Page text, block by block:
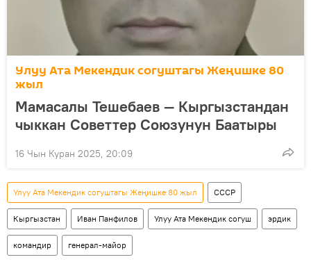
Улуу Ата Мекендик согуштагы Жеңишке 80
жыл
Мамасалы Тешебаев — Кыргызстандан
чыккан Советтер Союзунун Баатыры
16 Чын Куран 2025, 20:09
Улуу Ата Мекендик согуштагы Жеңишке 80 жыл СССР
Кыргызстан Иван Панфилов Улуу Ата Мекендик согуш эрдик
командир генерал-майор